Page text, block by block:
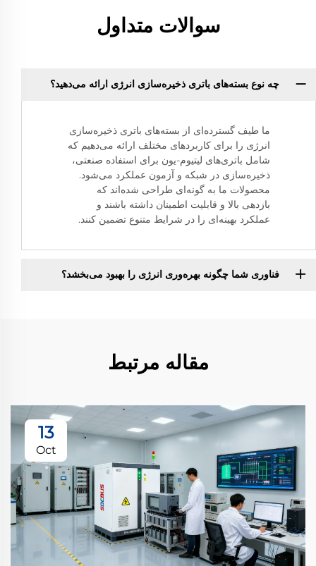
سوالات متداول
چه نوع بسته‌های باتری ذخیره‌سازی انرژی ارائه می‌دهید؟
ما طیف گسترده‌ای از بسته‌های باتری ذخیره‌سازی
انرژی را برای کاربردهای مختلف ارائه می‌دهیم که
شامل باتری‌های لیتیوم-یون برای استفاده صنعتی،
ذخیره‌سازی در شبکه و آزمون عملکرد می‌شود.
محصولات ما به گونه‌ای طراحی شده‌اند که
بازدهی بالا و قابلیت اطمینان داشته باشند و
عملکرد بهینه‌ای را در شرایط متنوع تضمین کنند.
فناوری شما چگونه بهره‌وری انرژی را بهبود می‌بخشد؟
مقاله مرتبط
13
Oct